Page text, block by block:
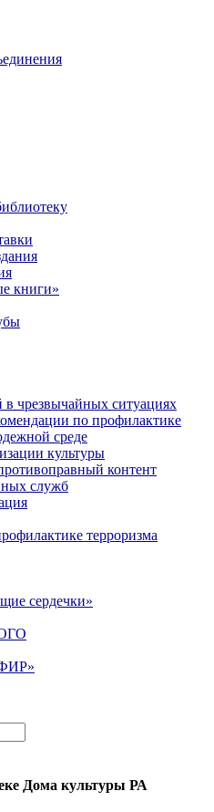
книги»
в чрезвычайных ситуациях
по профилактике
среде
культуры
контент
служб
терроризма
сердечки»
Дома культуры РА